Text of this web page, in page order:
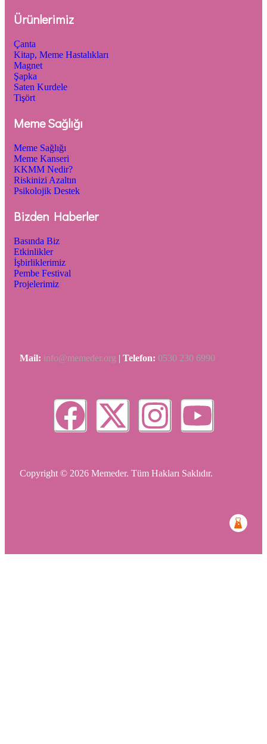
Ürünlerimiz
Çanta
Kitap, Meme Hastalıkları
Magnet
Şapka
Saten Kurdele
Tişört
Meme Sağlığı
Meme Sağlığı
Meme Kanseri
KKMM Nedir?
Riskinizi Azaltın
Psikolojik Destek
Bizden Haberler
Basında Biz
Etkinlikler
İşbirliklerimiz
Pembe Festival
Projelerimiz
Mail: info@memeder.org | Telefon: 0530 230 6990
Copyright © 2026 Memeder. Tüm Hakları Saklıdır.